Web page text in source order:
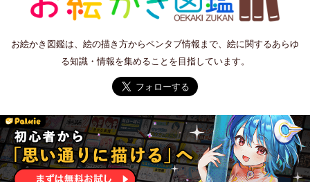
お絵かき図鑑は、絵の描き方からペンタブ情報まで、絵に関するあらゆ
る知識・情報を集めることを目指しています。